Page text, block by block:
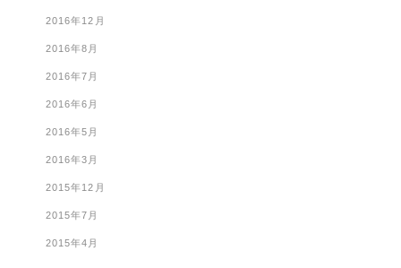
2016年12月
2016年8月
2016年7月
2016年6月
2016年5月
2016年3月
2015年12月
2015年7月
2015年4月